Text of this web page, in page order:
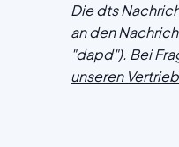
Die dts
an den
"dapd"). Bei
unseren Vertrieb